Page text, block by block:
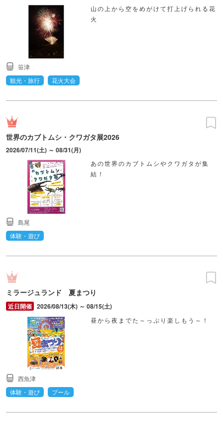
山の上から空をめがけて打上げられる花
火
笹津
観光・旅行
花火大会
世界のカブトムシ・クワガタ展2026
2026/07/11(土) ～ 08/31(月)
あの世界のカブトムシやクワガタが集
結！
島尾
体験・遊び
ミラージュランド 夏まつり
2026/08/13(木) ～ 08/15(土)
昼から夜までた～っぷり楽しもう～！
西魚津
体験・遊び
プール